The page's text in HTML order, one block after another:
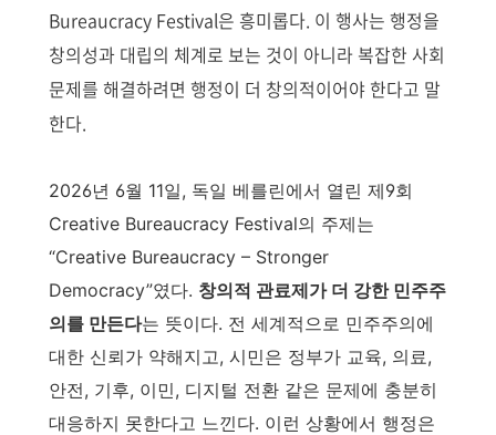
Bureaucracy Festival은 흥미롭다. 이 행사는 행정을
창의성과 대립의 체계로 보는 것이 아니라 복잡한 사회
문제를 해결하려면 행정이 더 창의적이어야 한다고 말
한다.
2026년 6월 11일, 독일 베를린에서 열린 제9회
Creative Bureaucracy Festival의 주제는
“Creative Bureaucracy – Stronger
Democracy”였다. 창의적 관료제가 더 강한 민주주
의를 만든다는 뜻이다. 전 세계적으로 민주주의에
대한 신뢰가 약해지고, 시민은 정부가 교육, 의료,
안전, 기후, 이민, 디지털 전환 같은 문제에 충분히
대응하지 못한다고 느낀다. 이런 상황에서 행정은